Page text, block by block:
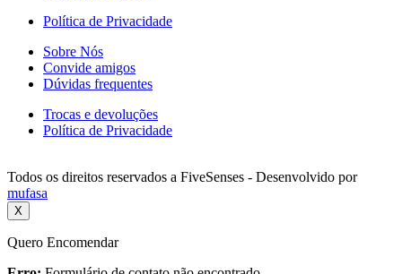
Política de Privacidade
Sobre Nós
Convide amigos
Dúvidas frequentes
Trocas e devoluções
Política de Privacidade
Todos os direitos reservados a FiveSenses - Desenvolvido por
mufasa
X
Quero Encomendar